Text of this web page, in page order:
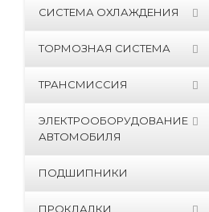
СИСТЕМА ОХЛАЖДЕНИЯ
ТОРМОЗНАЯ СИСТЕМА
ТРАНСМИССИЯ
ЭЛЕКТРООБОРУДОВАНИЕ
АВТОМОБИЛЯ
ПОДШИПНИКИ
ПРОКЛАДКИ